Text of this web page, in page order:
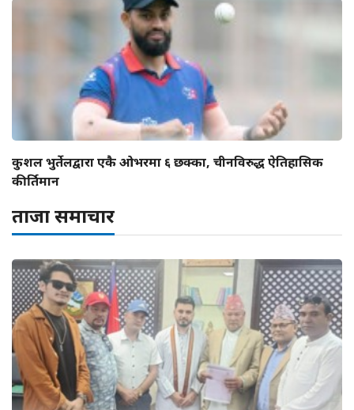
कुशल भुर्तेलद्वारा एकै ओभरमा ६ छक्का, चीनविरुद्ध ऐतिहासिक
कीर्तिमान
ताजा समाचार